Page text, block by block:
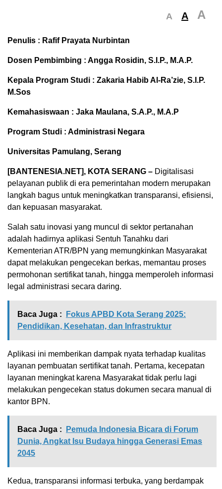
A A A
Penulis : Rafif Prayata Nurbintan
Dosen Pembimbing : Angga Rosidin, S.I.P., M.A.P.
Kepala Program Studi : Zakaria Habib Al-Ra’zie, S.I.P.
M.Sos
Kemahasiswaan : Jaka Maulana, S.A.P., M.A.P
Program Studi : Administrasi Negara
Universitas Pamulang, Serang
[BANTENESIA.NET], KOTA SERANG – Digitalisasi
pelayanan publik di era pemerintahan modern merupakan
langkah bagus untuk meningkatkan transparansi, efisiensi,
dan kepuasan masyarakat.
Salah satu inovasi yang muncul di sektor pertanahan
adalah hadirnya aplikasi Sentuh Tanahku dari
Kementerian ATR/BPN yang memungkinkan Masyarakat
dapat melakukan pengecekan berkas, memantau proses
permohonan sertifikat tanah, hingga memperoleh informasi
legal administrasi secara daring.
Baca Juga :
Fokus APBD Kota Serang 2025:
Pendidikan, Kesehatan, dan Infrastruktur
Aplikasi ini memberikan dampak nyata terhadap kualitas
layanan pembuatan sertifikat tanah. Pertama, kecepatan
layanan meningkat karena Masyarakat tidak perlu lagi
melakukan pengecekan status dokumen secara manual di
kantor BPN.
Baca Juga :
Pemuda Indonesia Bicara di Forum
Dunia, Angkat Isu Budaya hingga Generasi Emas
2045
Kedua, transparansi informasi terbuka, yang berdampak